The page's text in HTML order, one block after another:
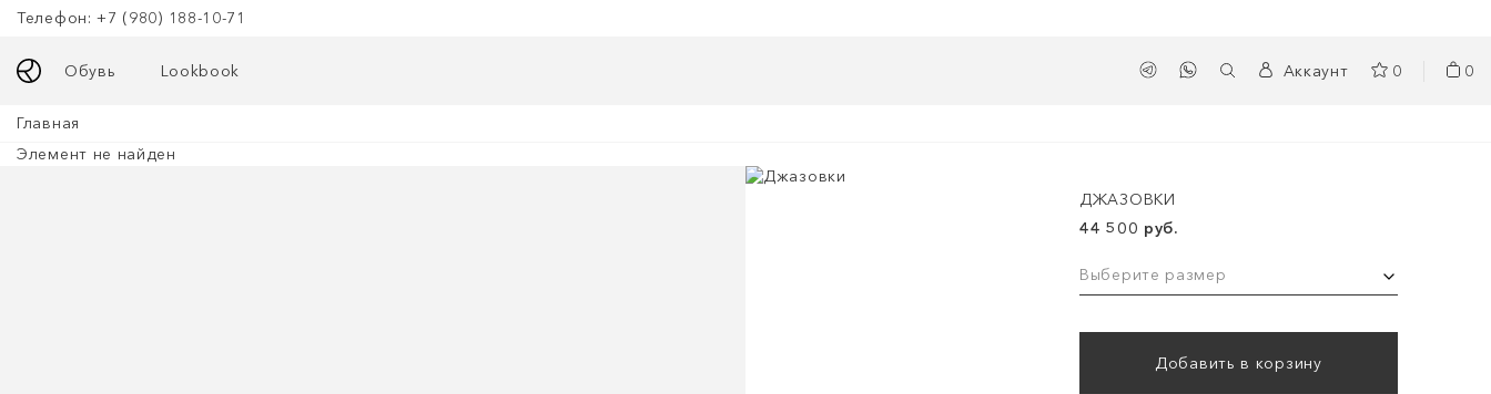
Телефон: +7 (980) 188-10-71
Обувь Lookbook Аккаунт 0 0
Главная
Элемент не найден
ДЖАЗОВКИ
44 500 руб.
Выберите размер
Добавить в корзину